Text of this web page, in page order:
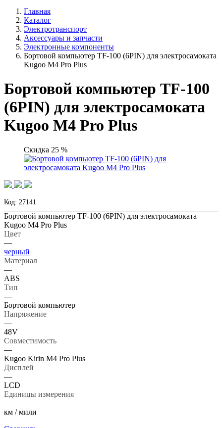
Главная
Каталог
Электротранспорт
Аксессуары и запчасти
Электронные компоненты
Бортовой компьютер TF-100 (6PIN) для электросамоката
Kugoo M4 Pro Plus
Бортовой компьютер TF-100
(6PIN) для электросамоката
Kugoo M4 Pro Plus
Скидка 25 %
Код: 27141
Бортовой компьютер TF-100 (6PIN) для электросамоката
Kugoo M4 Pro Plus
Цвет
—
черный
Материал
—
ABS
Тип
—
Бортовой компьютер
Напряжение
—
48V
Совместимость
—
Kugoo Kirin M4 Pro Plus
Дисплей
—
LCD
Единицы измерения
—
км / мили